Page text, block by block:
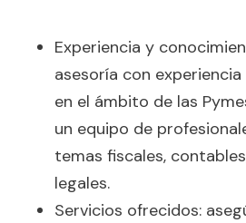
Experiencia y
asesoría con
en el ámbito de las
un equipo de
temas fiscales,
legales.
Servicios ofrecidos: